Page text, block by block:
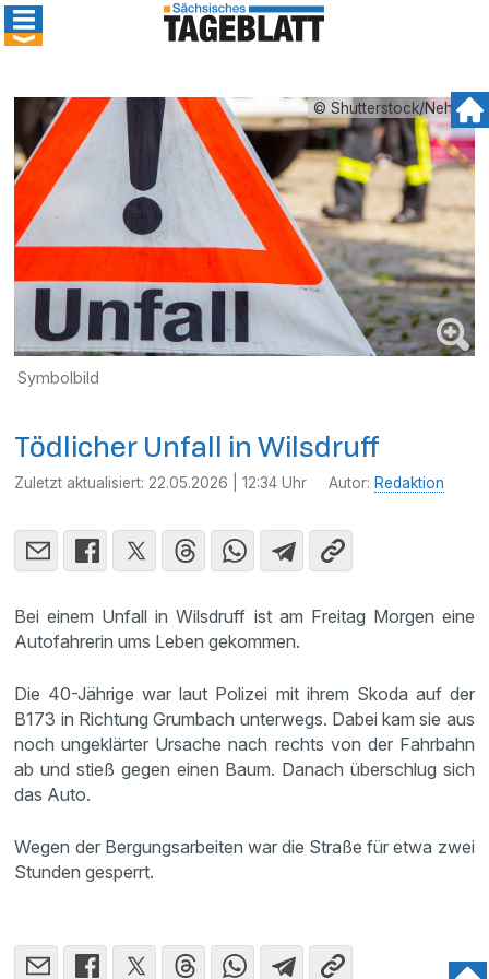
© Shutterstock/Nehris
Symbolbild
Tödlicher Unfall in Wilsdruff
Zuletzt aktualisiert: 22.05.2026 | 12:34 Uhr Autor: Redaktion
Bei einem Unfall in Wilsdruff ist am Freitag Morgen eine
Autofahrerin ums Leben gekommen.
Die 40-Jährige war laut Polizei mit ihrem Skoda auf der
B173 in Richtung Grumbach unterwegs. Dabei kam sie aus
noch ungeklärter Ursache nach rechts von der Fahrbahn
ab und stieß gegen einen Baum. Danach überschlug sich
das Auto.
Wegen der Bergungsarbeiten war die Straße für etwa zwei
Stunden gesperrt.